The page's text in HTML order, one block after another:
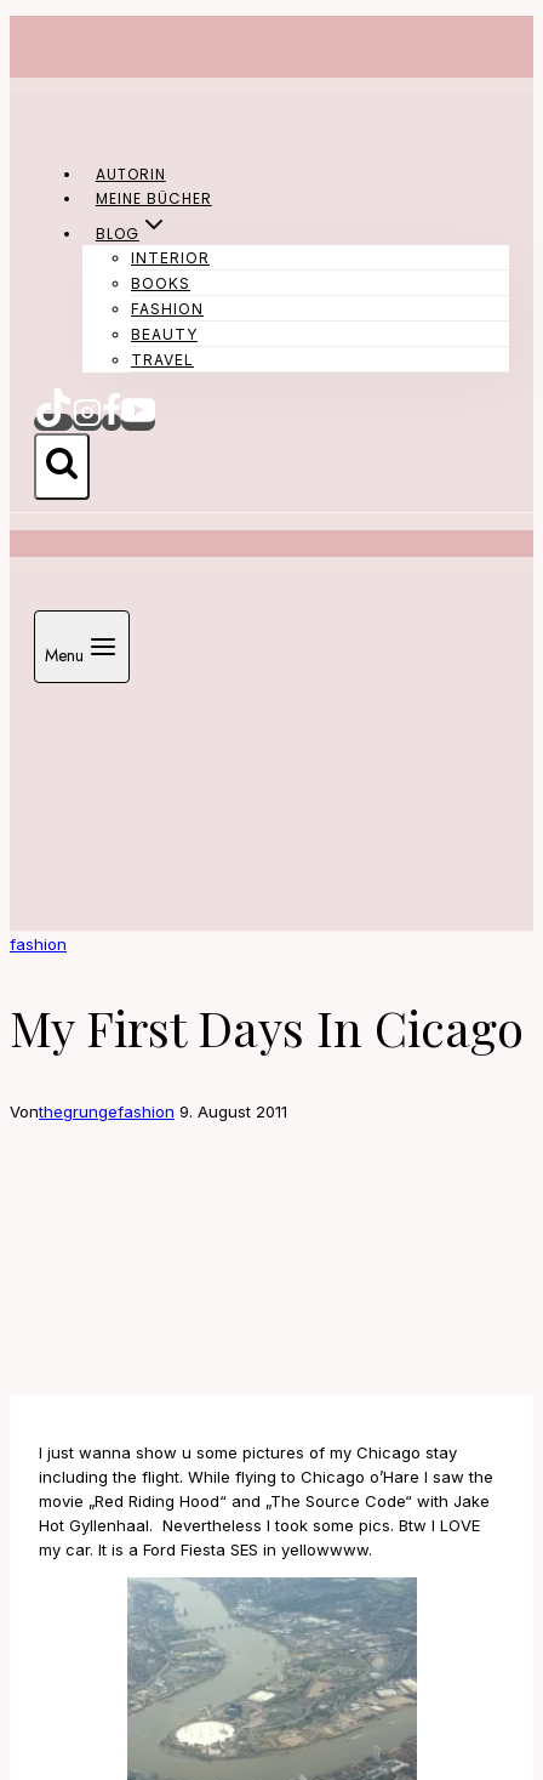
springen
AUTORIN
MEINE BÜCHER
BLOG
INTERIOR
BOOKS
FASHION
BEAUTY
TRAVEL
Menu
fashion
My First Days In Cicago
Vonthegrungefashion 9. August 2011
I just wanna show u some pictures of my Chicago stay
including the flight. While flying to Chicago o’Hare I saw the
movie „Red Riding Hood“ and „The Source Code“ with Jake
Hot Gyllenhaal. Nevertheless I took some pics. Btw I LOVE
my car. It is a Ford Fiesta SES in yellowwww.